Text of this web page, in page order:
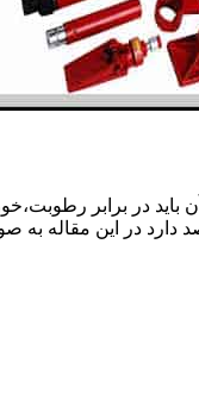
در برابر
دارد در این مقاله